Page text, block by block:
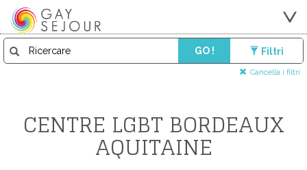
GO ! Filtri
Cancella i filtri
CENTRE LGBT BORDEAUX
AQUITAINE